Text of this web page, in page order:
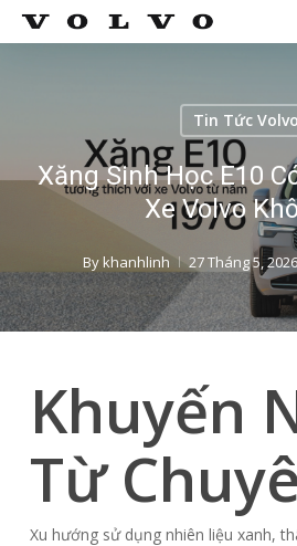
Skip
to
Tin Tức Volvo
Xăng Sinh Học E10
Xe Volvo
Bykhanhlinh 27 Tháng 5,
Khuyến
Từ
Xu hướng sử dụng nhiên liệu xanh,